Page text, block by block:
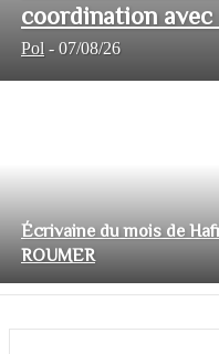
coordination avec
Pol - 07/08/26
Écrivaine du mois de
ROUMER